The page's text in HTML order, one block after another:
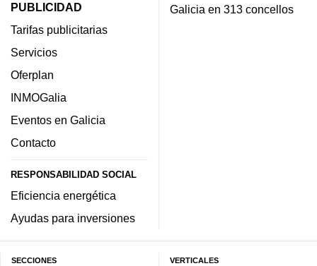
PUBLICIDAD
Tarifas publicitarias
Servicios
Oferplan
INMOGalia
Eventos en Galicia
Contacto
RESPONSABILIDAD SOCIAL
Eficiencia energética
Ayudas para inversiones
Galicia en 313 concellos
SECCIONES VERTICALES